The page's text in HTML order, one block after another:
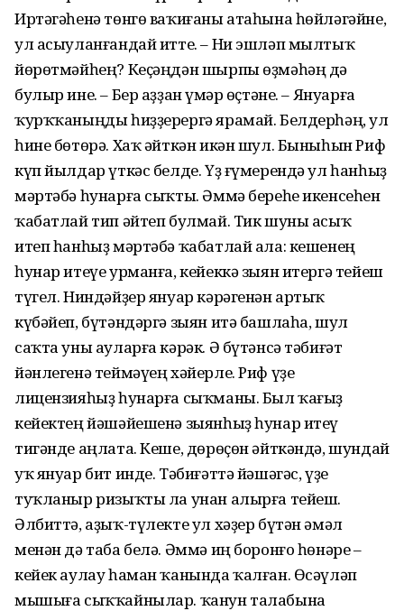
Иртәгәһенә төнгө ваҡиғаны атаһына һөйләгәйне,
ул асыуланғандай итте. – Ни эшләп мылтыҡ
йөрөтмәйһең? Кеҫәңдән шырпы өҙмәһәң дә
булыр ине. – Бер аҙҙан Ғүмәр өҫтәне. – Януарға
ҡурҡҡаныңды һиҙҙерергә ярамай. Белдерһәң, ул
һине бөтөрә. Хаҡ әйткән икән шул. Быныһын Риф
күп йылдар үткәс белде. Үҙ ғүмерендә ул һанһыҙ
мәртәбә һунарға сыҡты. Әммә береһе икенсеһен
ҡабатлай тип әйтеп булмай. Тик шуны асыҡ
итеп һанһыҙ мәртәбә ҡабатлай ала: кешенең
һунар итеүе урманға, кейеккә зыян итергә тейеш
түгел. Ниндәйҙер януар кәрәгенән артыҡ
күбәйеп, бүтәндәргә зыян итә башлаһа, шул
саҡта уны ауларға кәрәк. Ә бүтәнсә тәбиғәт
йәнлегенә теймәүең хәйерле. Риф үҙе
лицензияһыҙ һунарға сыҡманы. Был ҡағыҙ
кейектең йәшәйешенә зыянһыҙ һунар итеү
тигәнде аңлата. Кеше, дөрөҫөн әйткәндә, шундай
уҡ януар бит инде. Тәбиғәттә йәшәгәс, үҙе
туҡланыр ризыҡты ла унан алырға тейеш.
Әлбиттә, аҙыҡ-түлекте ул хәҙер бүтән әмәл
менән дә таба белә. Әммә иң боронғо һөнәре –
кейек аулау һаман ҡанында ҡалған. Өсәүләп
мышыға сыҡҡайнылар. ҡанун талабына